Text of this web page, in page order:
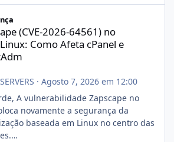
64561) no CloudLinux: Como Afeta cPanel
(CVE-2026-64561) no
Como Afeta cPanel e
· Agosto 7, 2026 em 12:00
A vulnerabilidade Zapscape no
novamente a segurança da
baseada em Linux no centro das